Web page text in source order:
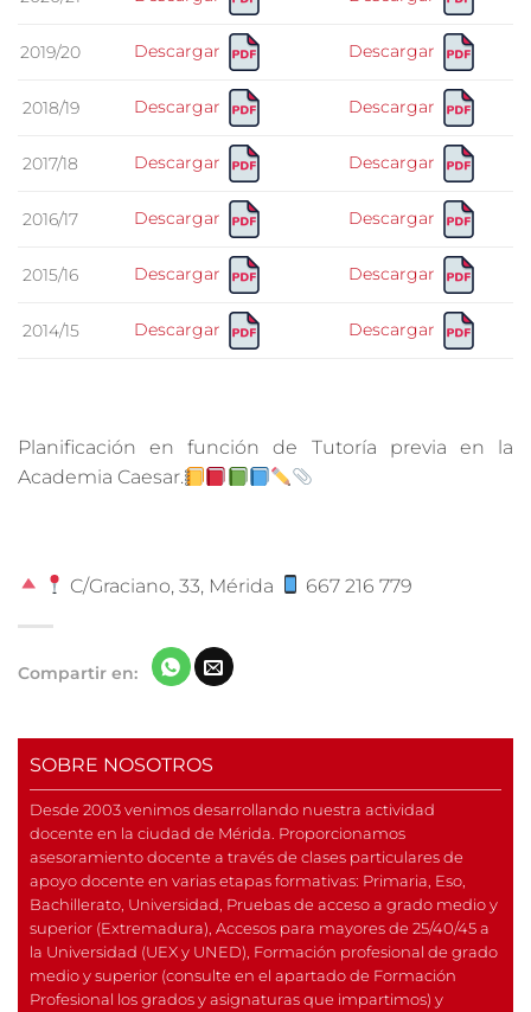
2019/20 Descargar Descargar
2018/19 Descargar Descargar
2017/18 Descargar Descargar
2016/17 Descargar Descargar
2015/16 Descargar Descargar
2014/15 Descargar Descargar
Planificación en función de Tutoría previa en la
Academia Caesar.
C/Graciano, 33, Mérida 667 216 779
Compartir en:
SOBRE NOSOTROS
Desde 2003 venimos desarrollando nuestra actividad
docente en la ciudad de Mérida. Proporcionamos
asesoramiento docente a través de clases particulares de
apoyo docente en varias etapas formativas: Primaria, Eso,
Bachillerato, Universidad, Pruebas de acceso a grado medio y
superior (Extremadura), Accesos para mayores de 25/40/45 a
la Universidad (UEX y UNED), Formación profesional de grado
medio y superior (consulte en el apartado de Formación
Profesional los grados y asignaturas que impartimos) y